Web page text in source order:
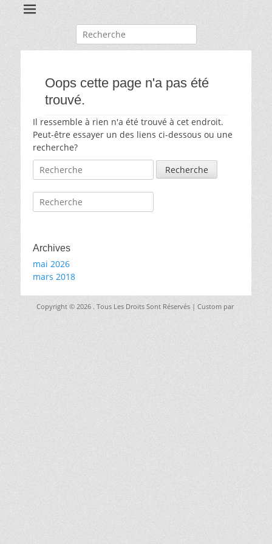
Recherche
pour:
Oops cette page n'a pas été
trouvé.
Il ressemble à rien n'a été trouvé à cet endroit.
Peut-être essayer un des liens ci-dessous ou une
recherche?
Recherche
pour:
Recherche
pour:
Archives
mai 2026
mars 2018
Copyright © 2026 . Tous Les Droits Sont Réservés | Custom par